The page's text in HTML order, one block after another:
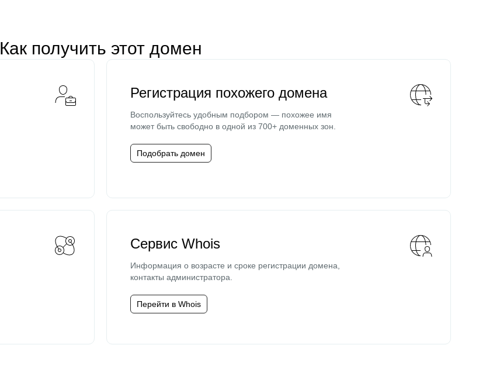
Как получить этот домен
Регистрация похожего домена
Воспользуйтесь удобным подбором — похожее имя
может быть свободно в одной из 700+ доменных зон.
Подобрать домен
Сервис Whois
Информация о возрасте и сроке регистрации домена,
контакты администратора.
Перейти в Whois